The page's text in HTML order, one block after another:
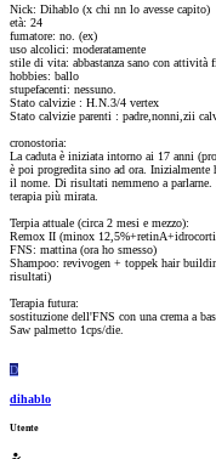
Nick: Dihablo (x chi nn lo avesse capito)
età: 24
fumatore: no. (ex)
uso alcolici: moderatamente
stile di vita: abbastanza sano con attività
hobbies: ballo
stupefacenti: nessuno.
Stato calvizie : H.N.3/4 vertex
Stato calvizie parenti : padre,nonni,zii
cronostoria:
La caduta è iniziata intorno ai 17 anni
è poi progredita sino ad ora.
il nome. Di risultati nemmeno a parlarne.
terapia più mirata.
Terpia attuale (circa 2 mesi e mezzo):
Remox II (minox
FNS: mattina (ora ho smesso)
Shampoo: revivogen + toppek hair
risultati)
Terapia futura:
sostituzione dell'FNS con una crema a
Saw palmetto 1cps/die.
D
dihablo
Utente